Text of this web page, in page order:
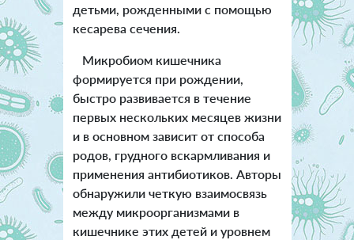
детьми, рожденными с помощью
кесарева сечения.
Микробиом кишечника
формируется при рождении,
быстро развивается в течение
первых нескольких месяцев жизни
и в основном зависит от способа
родов, грудного вскармливания и
применения антибиотиков. Авторы
обнаружили четкую взаимосвязь
между микроорганизмами в
кишечнике этих детей и уровнем